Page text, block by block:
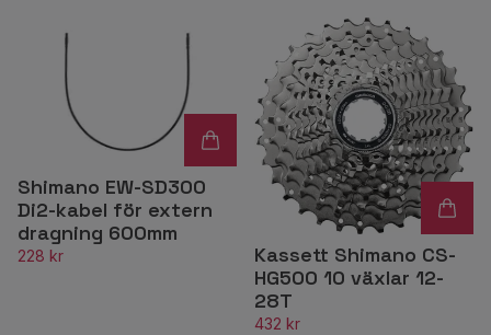
Shimano EW-SD300
Di2-kabel för extern
dragning 600mm
228 kr
Kassett Shimano CS-
HG500 10 växlar 12-
28T
432 kr